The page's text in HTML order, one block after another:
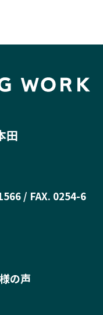
田
/ FAX. 0254-6
の声